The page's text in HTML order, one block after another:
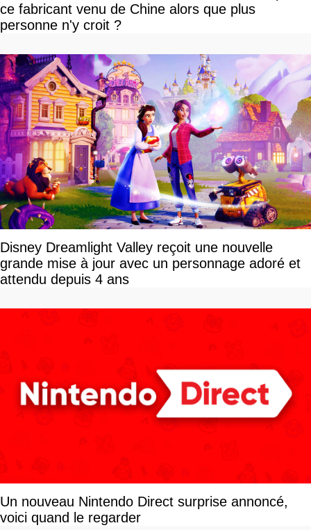
ce fabricant venu de Chine alors que plus
personne n'y croit ?
Disney Dreamlight Valley reçoit une nouvelle
grande mise à jour avec un personnage adoré et
attendu depuis 4 ans
Un nouveau Nintendo Direct surprise annoncé,
voici quand le regarder